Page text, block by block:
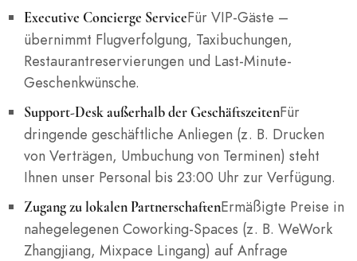
Executive Concierge ServiceFür VIP-Gäste –
übernimmt Flugverfolgung, Taxibuchungen,
Restaurantreservierungen und Last-Minute-
Geschenkwünsche.
Support-Desk außerhalb der GeschäftszeitenFür
dringende geschäftliche Anliegen (z. B. Drucken
von Verträgen, Umbuchung von Terminen) steht
Ihnen unser Personal bis 23:00 Uhr zur Verfügung.
Zugang zu lokalen PartnerschaftenErmäßigte Preise in
nahegelegenen Coworking-Spaces (z. B. WeWork
Zhangjiang, Mixpace Lingang) auf Anfrage